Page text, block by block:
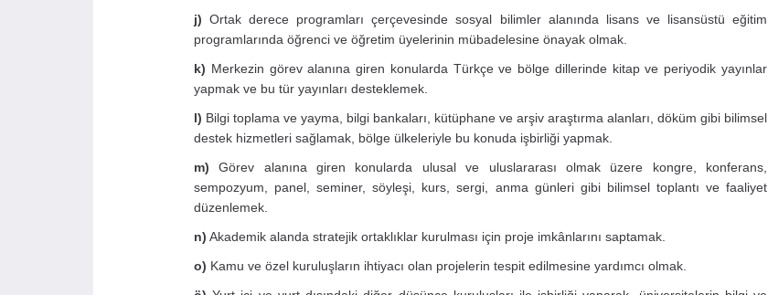
j) Ortak derece programları çerçevesinde sosyal bilimler alanında lisans ve lisansüstü eğitim
programlarında öğrenci ve öğretim üyelerinin mübadelesine önayak olmak.
k) Merkezin görev alanına giren konularda Türkçe ve bölge dillerinde kitap ve periyodik yayınlar
yapmak ve bu tür yayınları desteklemek.
l) Bilgi toplama ve yayma, bilgi bankaları, kütüphane ve arşiv araştırma alanları, döküm gibi bilimsel
destek hizmetleri sağlamak, bölge ülkeleriyle bu konuda işbirliği yapmak.
m) Görev alanına giren konularda ulusal ve uluslararası olmak üzere kongre, konferans,
sempozyum, panel, seminer, söyleşi, kurs, sergi, anma günleri gibi bilimsel toplantı ve faaliyet
düzenlemek.
n) Akademik alanda stratejik ortaklıklar kurulması için proje imkânlarını saptamak.
o) Kamu ve özel kuruluşların ihtiyacı olan projelerin tespit edilmesine yardımcı olmak.